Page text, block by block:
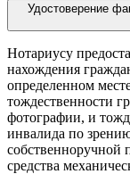
Удостоверение
Нотариусу
нахождения
определенном
тождественности
фотографии, и
инвалида по
средства